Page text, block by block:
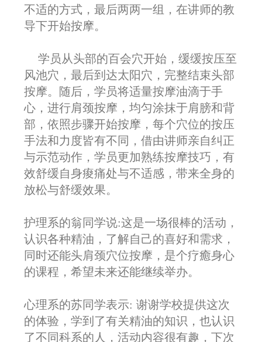
不适的方式，最后两两一组，在讲师的教
导下开始按摩。
学员从头部的百会穴开始，缓缓按压至
风池穴，最后到达太阳穴，完整结束头部
按摩。随后，学员将适量按摩油滴于手
心，进行肩颈按摩，均匀涂抹于肩膀和背
部，依照步骤开始按摩，每个穴位的按压
手法和力度皆有不同，借由讲师亲自纠正
与示范动作，学员更加熟练按摩技巧，有
效舒缓自身痠痛处与不适感，带来全身的
放松与舒缓效果。
护理系的翁同学说:这是一场很棒的活动，
认识各种精油，了解自己的喜好和需求，
同时还能头肩颈穴位按摩，是个疗癒身心
的课程，希望未来还能继续举办。
心理系的苏同学表示: 谢谢学校提供这次
的体验，学到了有关精油的知识，也认识
了不同科系的人，活动内容很有趣，下次